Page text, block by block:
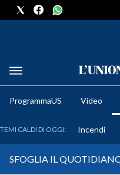
METEO
ProgrammaUS Video
TEMI CALDI DI OGGI: Incendi
SFOGLIA IL